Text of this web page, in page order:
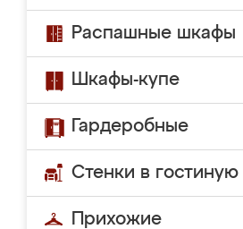
Распашные шкафы
Шкафы-купе
Гардеробные
Стенки в гостиную
Прихожие